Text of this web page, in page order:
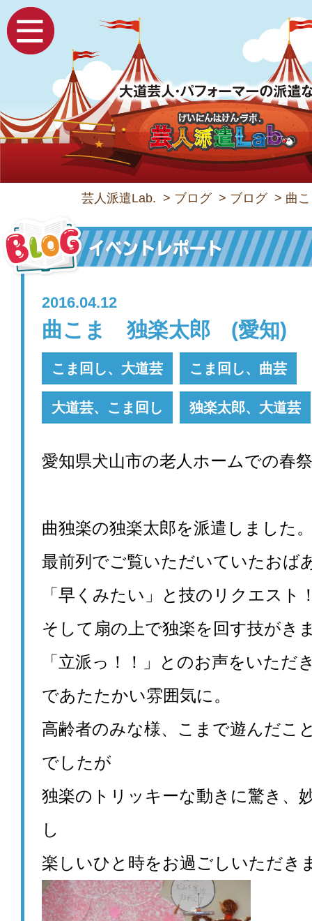
芸人派遣Lab. > ブログ > ブログ > 曲
2016.04.12
曲こま 独楽太郎 (愛知)
こま回し、大道芸 こま回し、曲芸
大道芸、こま回し 独楽太郎、大道芸
愛知県犬山市の老人ホームでの春
曲独楽の独楽太郎を派遣しました
最前列でご覧いただいていたおば
「早くみたい」と技のリクエスト
そして扇の上で独楽を回す技がき
「立派っ！！」とのお声をいただ
であたたかい雰囲気に。
高齢者のみな様、こまで遊んだこ
でしたが
独楽のトリッキーな動きに驚き、
し
楽しいひと時をお過ごしいただき